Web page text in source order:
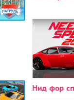
Нид фор